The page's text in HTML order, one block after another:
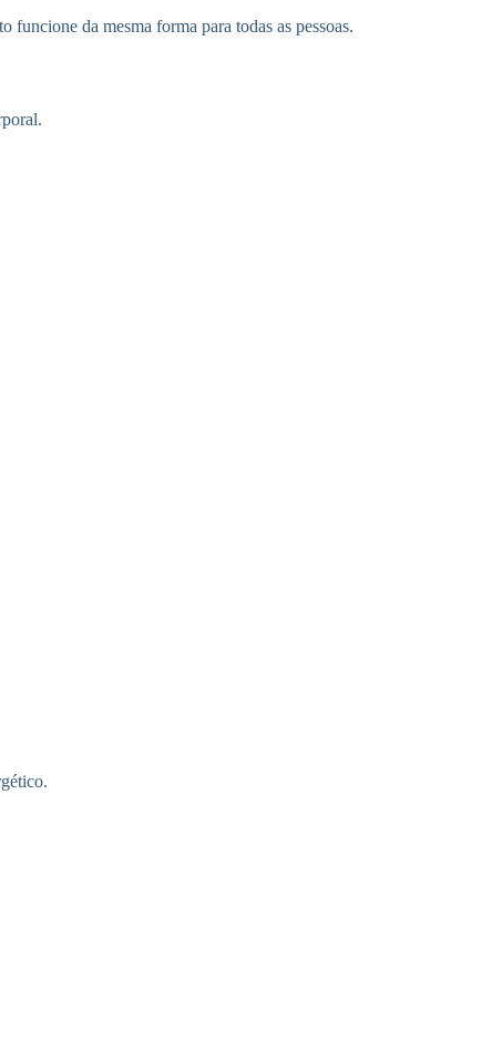
da mesma forma para todas as pessoas.